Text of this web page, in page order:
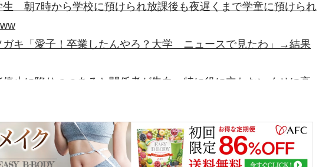
生 朝7時から学校に預けられ放課後も夜遅くまで学童に預けられ
ガキ「愛子！卒業したんやろ？大学 ニュースで見たわ」→結果
止に陥りつつあると関係者が告白、特に役に立たないくせに高
き高齢者のテレビ離れ、遂に始まる…他
智也さん、バイク写真を投稿するも女子から「見た目が汚らし